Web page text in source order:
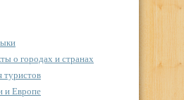
о городах и странах
туристов
и Европе